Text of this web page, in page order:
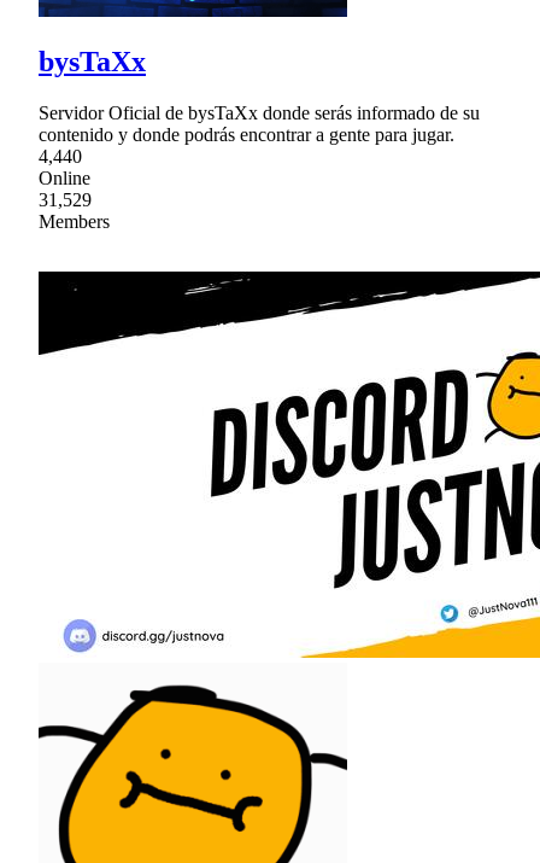
bysTaXx
Servidor Oficial de bysTaXx donde serás informado de su
contenido y donde podrás encontrar a gente para jugar.
4,440
Online
31,529
Members